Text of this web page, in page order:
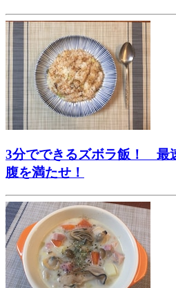
3分でできるズボラ飯！ 最
腹を満たせ！